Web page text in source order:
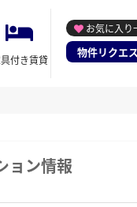
付き賃貸
お気に入り
物件リクエ
ョン情報